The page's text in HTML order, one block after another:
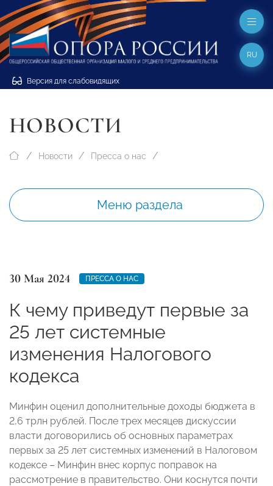
Версия для слабовидящих
RU
НОВОСТИ
Новости Пресса о нас
Меню раздела
30 Мая 2024 ПРЕССА О НАС
К чему приведут первые за
25 лет системные
изменения Налогового
кодекса
Минфин оценил дополнительные доходы бюджета в
2,6 трлн рублей. После трех месяцев дискуссии
власти договорились об основных параметрах
первых за 25 лет системных изменений в Налоговом
кодексе – Минфин внес корпус поправок на
рассмотрение в правительство. Они коснутся почти